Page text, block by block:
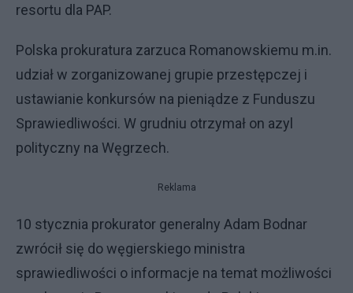
resortu dla PAP.
Polska prokuratura zarzuca Romanowskiemu m.in.
udział w zorganizowanej grupie przestępczej i
ustawianie konkursów na pieniądze z Funduszu
Sprawiedliwości. W grudniu otrzymał on azyl
polityczny na Węgrzech.
Reklama
10 stycznia prokurator generalny Adam Bodnar
zwrócił się do węgierskiego ministra
sprawiedliwości o informacje na temat możliwości